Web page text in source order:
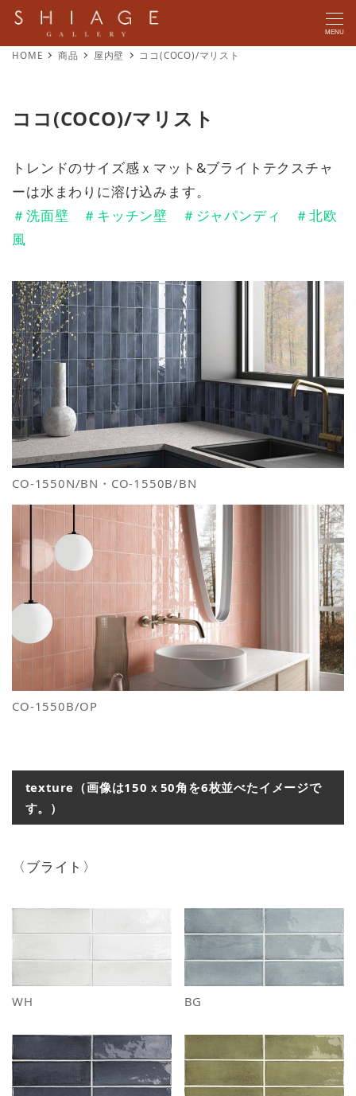
MENU
HOME 商品 屋内壁 ココ(COCO)/マリスト
ココ(COCO)/マリスト
トレンドのサイズ感ｘマット&ブライトテクスチャ
ーは水まわりに溶け込みます。
＃洗面壁 ＃キッチン壁 ＃ジャパンディ ＃北欧
風
CO-1550N/BN・CO-1550B/BN
CO-1550B/OP
texture（画像は150ｘ50角を6枚並べたイメージで
す。）
〈ブライト〉
WH BG